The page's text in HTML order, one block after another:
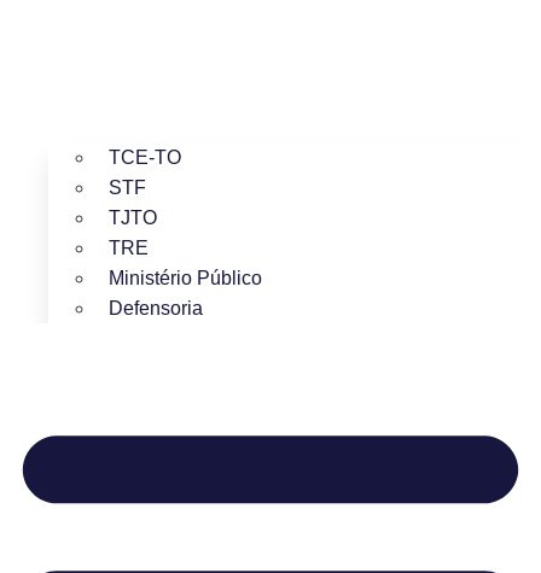
TCE-TO
STF
TJTO
TRE
Ministério Público
Defensoria